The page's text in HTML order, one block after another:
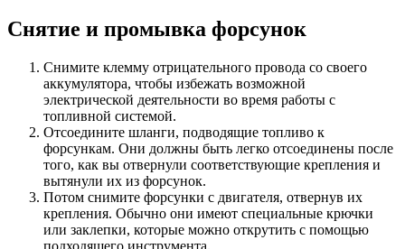
Снятие и промывка форсунок
Снимите клемму отрицательного провода со своего
аккумулятора, чтобы избежать возможной
электрической деятельности во время работы с
топливной системой.
Отсоедините шланги, подводящие топливо к
форсункам. Они должны быть легко отсоединены после
того, как вы отвернули соответствующие крепления и
вытянули их из форсунок.
Потом снимите форсунки с двигателя, отвернув их
крепления. Обычно они имеют специальные крючки
или заклепки, которые можно открутить с помощью
подходящего инструмента.